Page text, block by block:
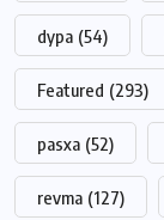
dypa (54)
Featured (293)
pasxa (52)
revma (127)